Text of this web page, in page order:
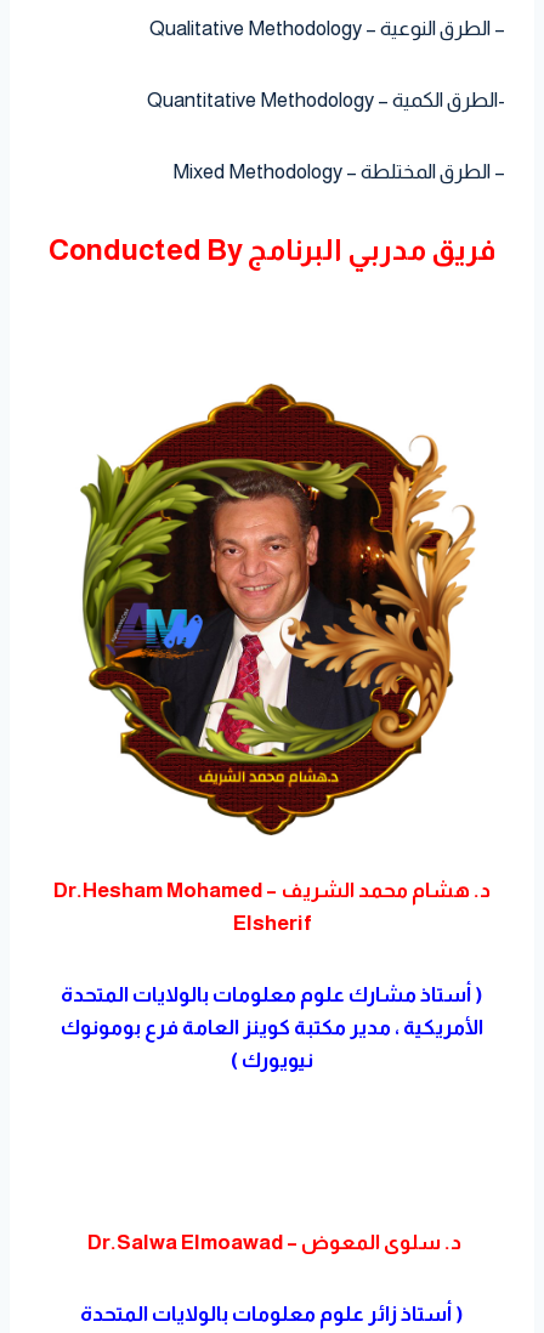
– الطرق النوعية – Qualitative Methodology
-الطرق الكمية – Quantitative Methodology
– الطرق المختلطة – Mixed Methodology
فريق مدربي البرنامج Conducted By
د. هشام محمد الشريف – Dr.Hesham Mohamed
Elsherif
( أستاذ مشارك علوم معلومات بالولايات المتحدة
الأمريكية ، مدير مكتبة كوينز العامة فرع بومونوك
نيويورك )
د. سلوى المعوض – Dr.Salwa Elmoawad
( أستاذ زائر علوم معلومات بالولايات المتحدة